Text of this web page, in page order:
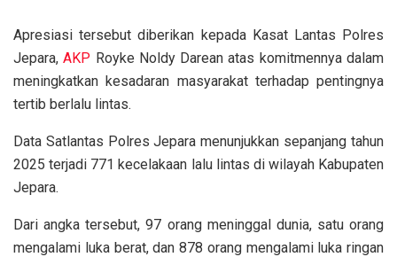
Apresiasi tersebut diberikan kepada Kasat Lantas Polres
Jepara,AKP Royke Noldy Darean atas komitmennya dalam
meningkatkan kesadaran masyarakat terhadap pentingnya
tertib berlalu lintas.
Data Satlantas Polres Jepara menunjukkan sepanjang tahun
2025 terjadi 771 kecelakaan lalu lintas di wilayah Kabupaten
Jepara.
Dari angka tersebut, 97 orang meninggal dunia, satu orang
mengalami luka berat, dan 878 orang mengalami luka ringan